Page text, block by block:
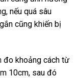
nếu quá sâu
cũng khiến bị
đo khoảng cách từ
10cm, sau đó